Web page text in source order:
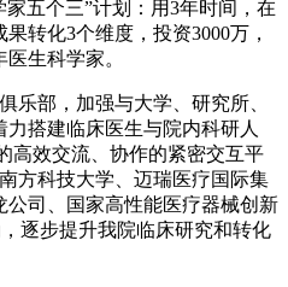
五个三”计划：用3年时间，在
转化3个维度，投资3000万，
生科学家。
乐部，加强与大学、研究所、
搭建临床医生与院内科研人
高效交流、协作的紧密交互平
方科技大学、迈瑞医疗国际集
公司、国家高性能医疗器械创新
逐步提升我院临床研究和转化